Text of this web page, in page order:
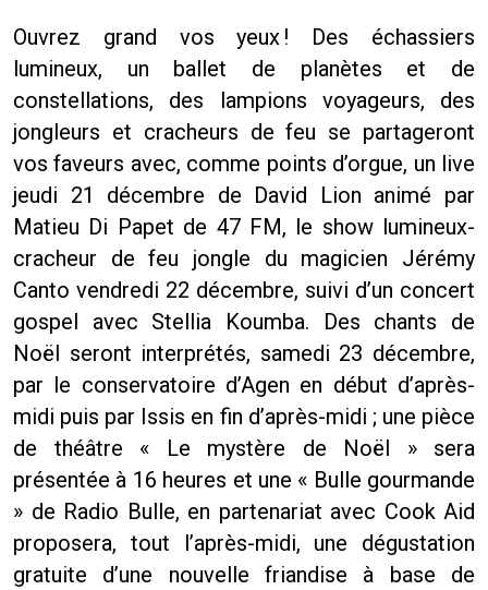
Ouvrez grand vos yeux ! Des échassiers
lumineux, un ballet de planètes et de
constellations, des lampions voyageurs, des
jongleurs et cracheurs de feu se partageront
vos faveurs avec, comme points d’orgue, un live
jeudi 21 décembre de David Lion animé par
Matieu Di Papet de 47 FM, le show lumineux-
cracheur de feu jongle du magicien Jérémy
Canto vendredi 22 décembre, suivi d’un concert
gospel avec Stellia Koumba. Des chants de
Noël seront interprétés, samedi 23 décembre,
par le conservatoire d’Agen en début d’après-
midi puis par Issis en fin d’après-midi ; une pièce
de théâtre « Le mystère de Noël » sera
présentée à 16 heures et une « Bulle gourmande
» de Radio Bulle, en partenariat avec Cook Aid
proposera, tout l’après-midi, une dégustation
gratuite d’une nouvelle friandise à base de